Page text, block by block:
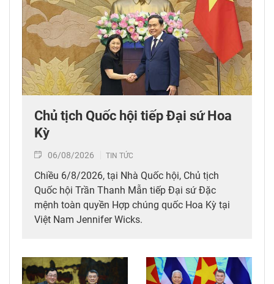
Chủ tịch Quốc hội tiếp Đại sứ Hoa
Kỳ
06/08/2026 TIN TỨC
Chiều 6/8/2026, tại Nhà Quốc hội, Chủ tịch
Quốc hội Trần Thanh Mẫn tiếp Đại sứ Đặc
mệnh toàn quyền Hợp chúng quốc Hoa Kỳ tại
Việt Nam Jennifer Wicks.